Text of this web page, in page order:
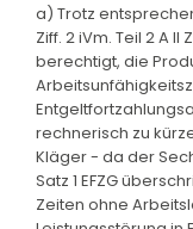
a) Trotz
Ziff. 2 iVm. Teil 2 A II
berechtigt, die
rechnerisch zu
Kläger - da der
Satz 1 EFZG
Zeiten ohne